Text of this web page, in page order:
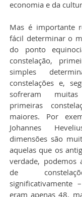
economia e da
Mas é importante
fácil determinar o
do ponto
constelação,
simples
constelações e,
sofreram
primeiras
maiores. Por
Johannes
dimensões são
aquelas que os
verdade,
de
significativamente
eram apenas 48,